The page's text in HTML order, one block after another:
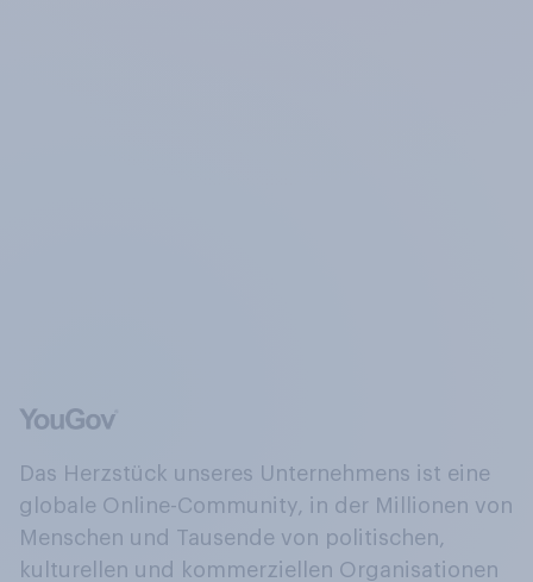
Das Herzstück unseres Unternehmens ist eine
globale Online-Community, in der Millionen von
Menschen und Tausende von politischen,
kulturellen und kommerziellen Organisationen